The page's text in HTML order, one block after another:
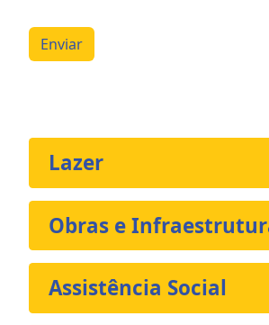
Enviar
Lazer
Obras e
Assistência Social